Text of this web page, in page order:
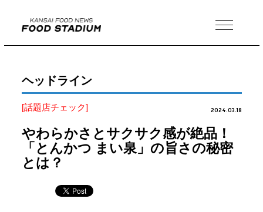
MENU
ヘッドライン
[話題店チェック] 2024.03.18
やわらかさとサクサク感が絶品！
「とんかつ まい泉」の旨さの秘密
とは？